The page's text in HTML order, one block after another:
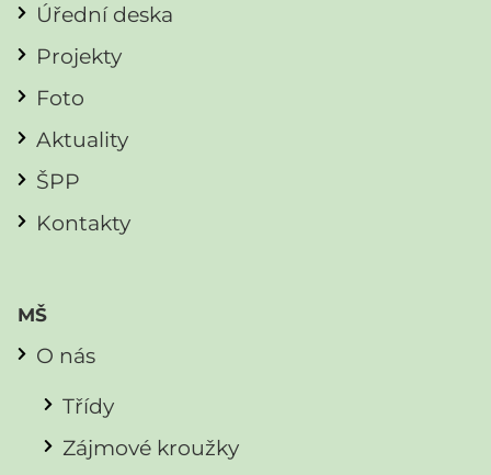
Úřední deska
Projekty
Foto
Aktuality
ŠPP
Kontakty
MŠ
O nás
Třídy
Zájmové kroužky